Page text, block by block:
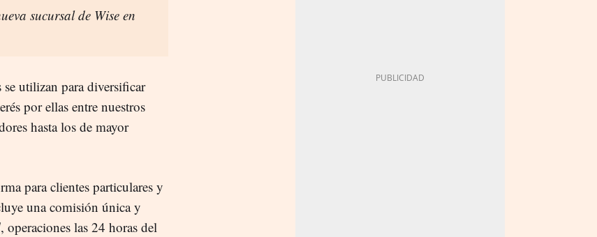
sucursal de Wise en
utilizan para diversificar
por ellas entre nuestros
hasta los de mayor
para clientes particulares y
una comisión única y
, operaciones las 24 horas del